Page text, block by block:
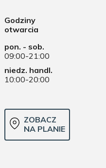
Godziny
otwarcia
pon. - sob.
09:00-21:00
niedz. handl.
10:00-20:00
ZOBACZ
NA PLANIE